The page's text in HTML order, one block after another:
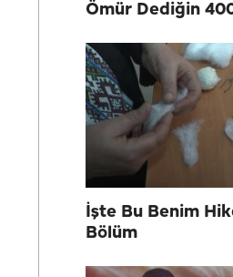
Ömür Dediğin
İşte Bu Benim
Bölüm